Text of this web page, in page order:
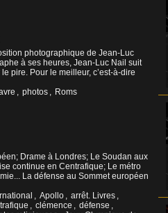
photographique de Jean-Luc
à ses heures, Jean-Luc Nail suit
pire. Pour le meilleur, c’est-à-dire
, photos , Roms
Drame à Londres; Le Soudan aux
continue en Centrafique; Le métro
La défense au Sommet européen
, Apollo , arrêt. Livres ,
, clémence , défense ,